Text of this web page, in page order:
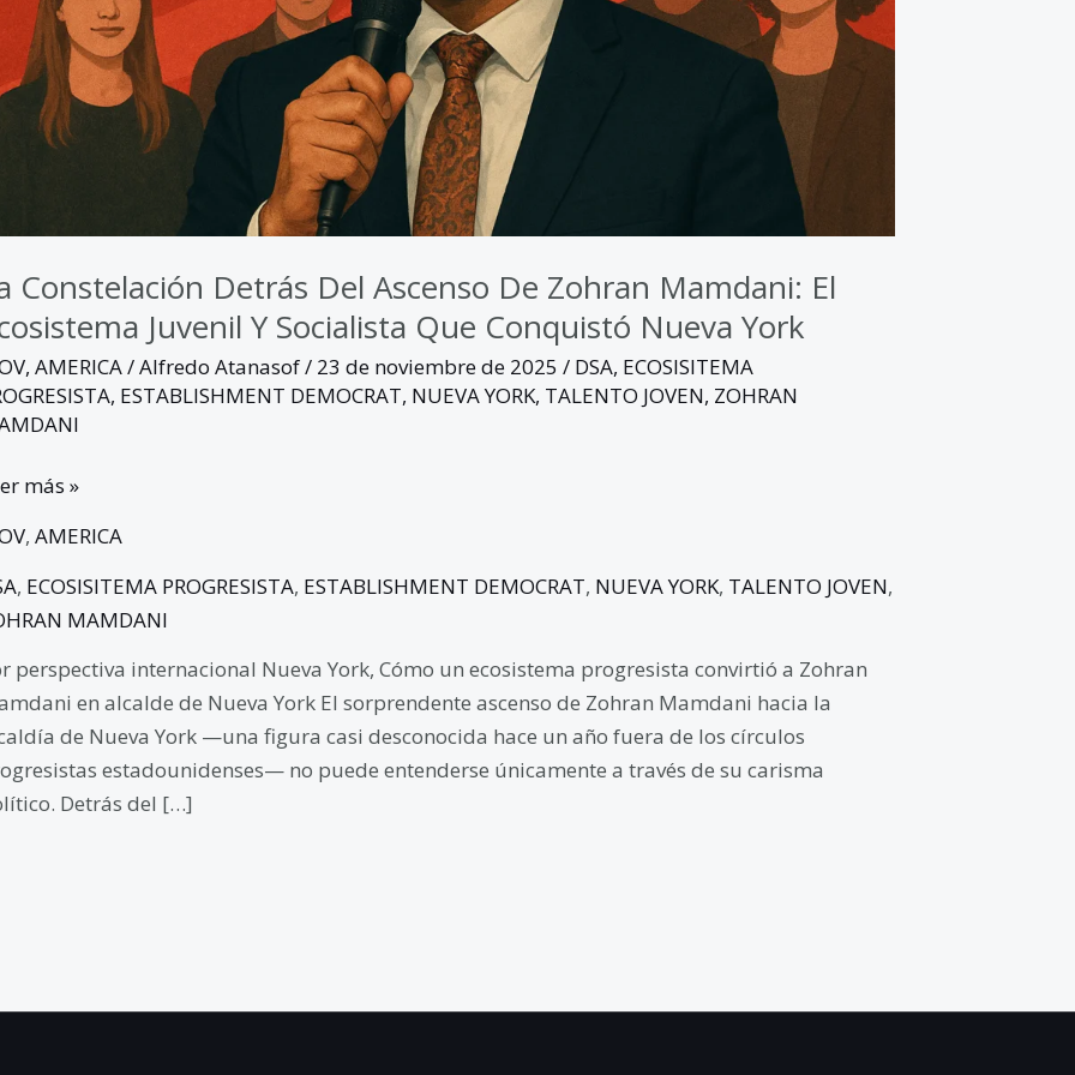
Constelación Detrás Del Ascenso De Zohran Mamdani: El
Juvenil Y Socialista Que Conquistó Nueva York
, AMERICA/Alfredo Atanasof/ 23 de noviembre de 2025 / DSA, ECOSISITEMA
, ESTABLISHMENT DEMOCRAT, NUEVA YORK, TALENTO JOVEN, ZOHRAN
más »
, AMERICA
, ECOSISITEMA PROGRESISTA, ESTABLISHMENT DEMOCRAT, NUEVA YORK, TALENTO JOVEN,
MAMDANI
perspectiva internacional Nueva York, Cómo un ecosistema progresista convirtió a Zohran
en alcalde de Nueva York El sorprendente ascenso de Zohran Mamdani hacia la
de Nueva York —una figura casi desconocida hace un año fuera de los círculos
estadounidenses— no puede entenderse únicamente a través de su carisma
Detrás del […]